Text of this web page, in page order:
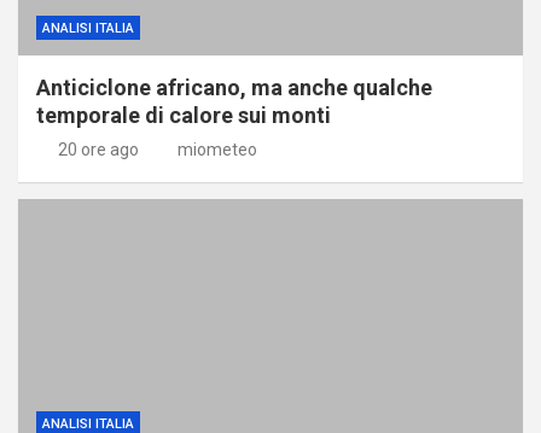
ANALISI ITALIA
Anticiclone africano, ma anche qualche
temporale di calore sui monti
20 ore ago miometeo
ANALISI ITALIA